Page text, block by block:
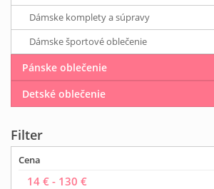
Dámske komplety a súpravy
Dámske športové oblečenie
Pánske oblečenie
Detské oblečenie
Filter
Cena